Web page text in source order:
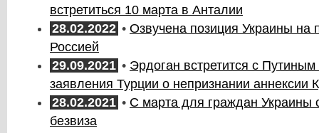
встретиться 10 марта в Анталии
28.02.2022 • Озвучена позиция Украины на
Россией
29.09.2021 • Эрдоган встретится с
заявления Турции о непризнании аннексии
28.02.2021 • С марта для граждан Украины
безвиза